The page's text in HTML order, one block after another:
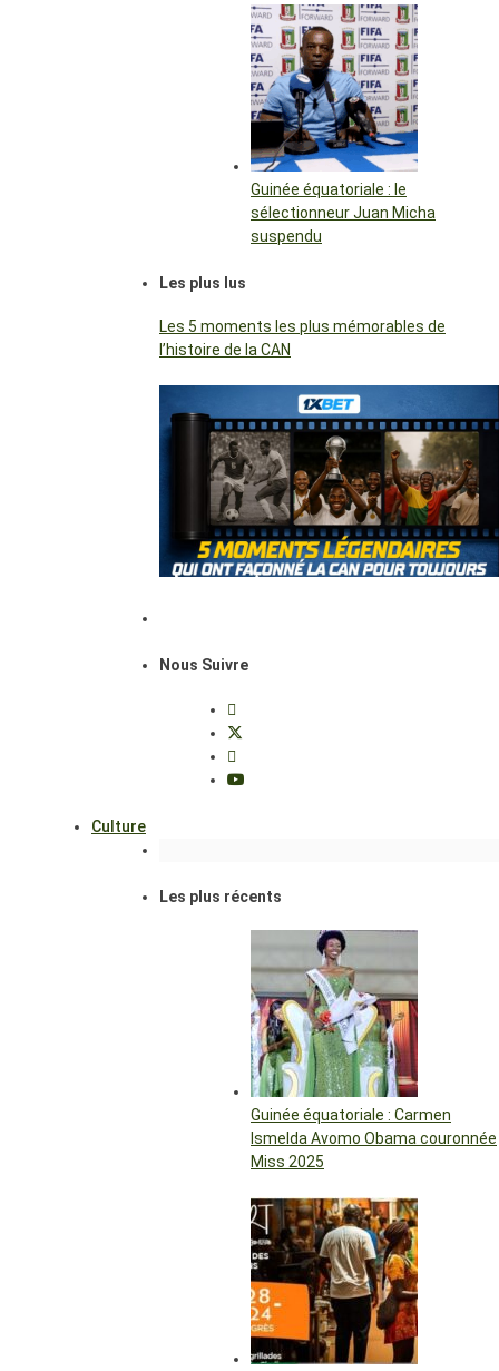
Guinée équatoriale : le
sélectionneur Juan Micha
suspendu
Les plus lus
Les 5 moments les plus mémorables de
l’histoire de la CAN
Nous Suivre
Culture
Les plus récents
Guinée équatoriale : Carmen
Ismelda Avomo Obama couronnée
Miss 2025